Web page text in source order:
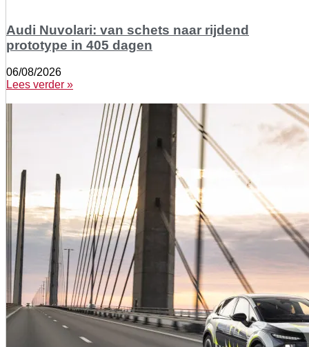
Audi Nuvolari: van schets naar rijdend
prototype in 405 dagen
06/08/2026
Lees verder »